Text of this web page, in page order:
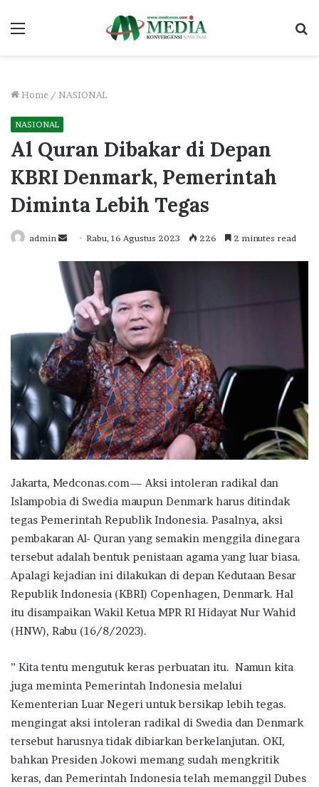
Menu
Home / NASIONAL
NASIONAL
Al Quran Dibakar di Depan
KBRI Denmark, Pemerintah
Diminta Lebih Tegas
admin
Send
email
Rabu, 16 Agustus 2023 226 2 minutes read
Jakarta, Medconas.com— Aksi intoleran radikal dan
Islampobia di Swedia maupun Denmark harus ditindak
tegas Pemerintah Republik Indonesia. Pasalnya, aksi
pembakaran Al- Quran yang semakin menggila dinegara
tersebut adalah bentuk penistaan agama yang luar biasa.
Apalagi kejadian ini dilakukan di depan Kedutaan Besar
Republik Indonesia (KBRI) Copenhagen, Denmark. Hal
itu disampaikan Wakil Ketua MPR RI Hidayat Nur Wahid
(HNW), Rabu (16/8/2023).
” Kita tentu mengutuk keras perbuatan itu. Namun kita
juga meminta Pemerintah Indonesia melalui
Kementerian Luar Negeri untuk bersikap lebih tegas.
mengingat aksi intoleran radikal di Swedia dan Denmark
tersebut harusnya tidak dibiarkan berkelanjutan. OKI,
bahkan Presiden Jokowi memang sudah mengkritik
keras, dan Pemerintah Indonesia telah memanggil Dubes